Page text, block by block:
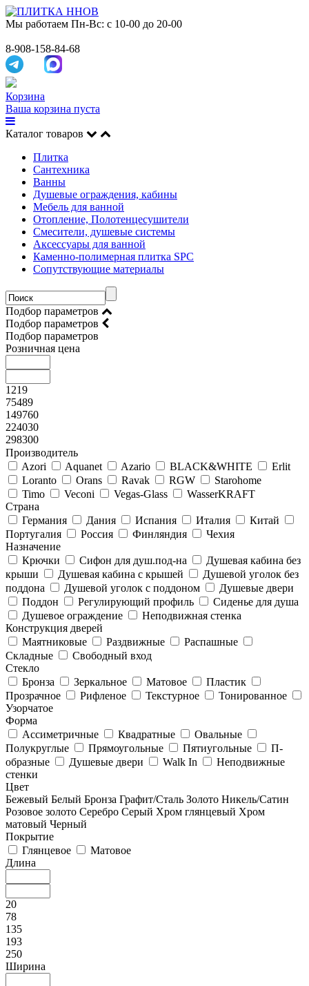
Мы работаем Пн-Вс: с 10-00 до 20-00
8-908-158-84-68
Корзина
Ваша корзина пуста
Каталог товаров
Плитка
Сантехника
Ванны
Душевые ограждения, кабины
Мебель для ванной
Отопление, Полотенцесушители
Смесители, душевые системы
Аксессуары для ванной
Каменно-полимерная плитка SPC
Сопутствующие материалы
Подбор параметров
Подбор параметров
Подбор параметров
Розничная цена
1219
75489
149760
224030
298300
Производитель
Azori
Aquanet Azario BLACK&WHITE
Erlit
Loranto
Orans Ravak RGW
Starohome
Timo
Veconi Vegas-Glass
WasserKRAFT
Страна
Германия
Дания Испания Италия
Китай
Португалия
Россия Финляндия
Чехия
Назначение
Крючки
Сифон для душ.под-на
Душевая кабина без
крыши
Душевая кабина с крышей
Душевой уголок без
поддона
Душевой уголок с поддоном
Душевые двери
Поддон
Регулирующий профиль
Сиденье для душа
Душевое ограждение
Неподвижная стенка
Конструкция дверей
Маятниковые
Раздвижные
Распашные
Складные
Свободный вход
Стекло
Бронза
Зеркальное Матовое
Пластик
Прозрачное
Рифленое Текстурное
Тонированное
Узорчатое
Форма
Ассиметричные
Квадратные
Овальные
Полукруглые
Прямоугольные Пятиугольные
П-
образные
Душевые двери Walk In
Неподвижные
стенки
Цвет
Бежевый Белый Бронза Графит/Сталь Золото Никель/Сатин
Розовое золото Серебро Серый Хром глянцевый Хром
матовый Черный
Покрытие
Глянцевое
Матовое
Длина
20
78
135
193
250
Ширина